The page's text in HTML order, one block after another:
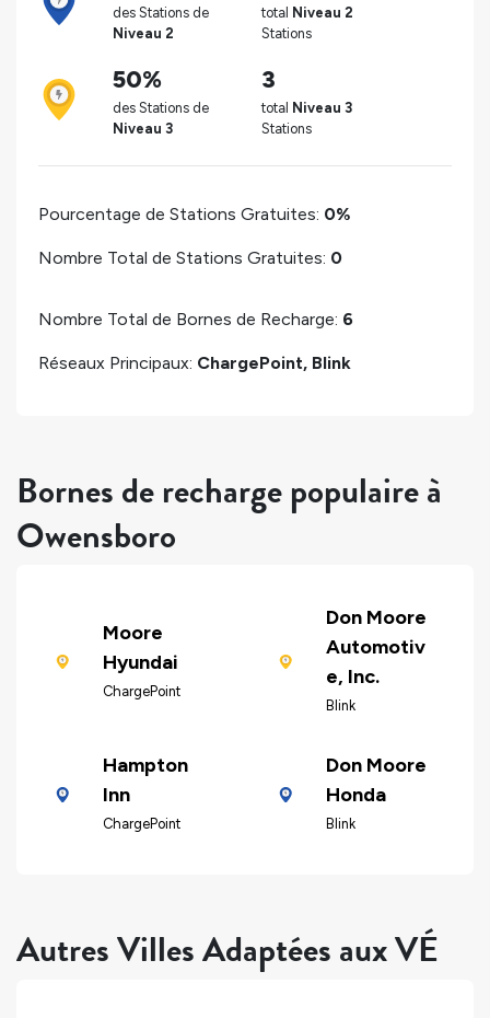
des Stations de
Niveau 2
total Niveau 2
Stations
50%
des Stations de
Niveau 3
3
total Niveau 3
Stations
Pourcentage de Stations Gratuites: 0%
Nombre Total de Stations Gratuites: 0
Nombre Total de Bornes de Recharge: 6
Réseaux Principaux: ChargePoint, Blink
Bornes de recharge populaire à
Owensboro
Moore
Hyundai
ChargePoint
Don Moore
Automotiv
e, Inc.
Blink
Hampton
Inn
ChargePoint
Don Moore
Honda
Blink
Autres Villes Adaptées aux VÉ